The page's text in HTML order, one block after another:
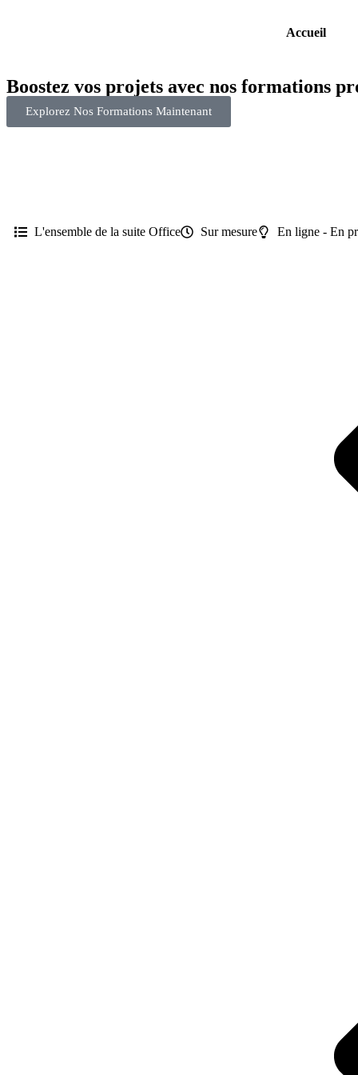
Accueil
Boostez vos projets avec nos formations
Explorez Nos Formations Maintenant
L'ensemble de la suite Office Sur mesure En ligne - En